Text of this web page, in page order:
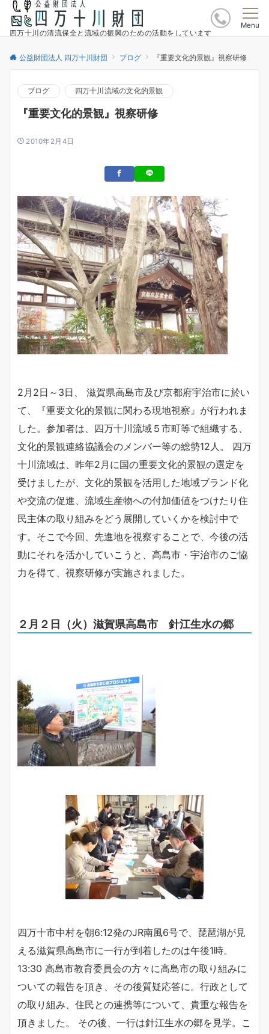
四万十川の清流保全と流域の振興のための活動をしています
Menu
公益財団法人 四万十川財団 ブログ 『重要文化的景観』視察研修
ブログ 四万十川流域の文化的景観
『重要文化的景観』視察研修
2010年2月4日
2月2日～3日、 滋賀県高島市及び京都府宇治市に於い
て、『重要文化的景観に関わる現地視察』が行われま
した。参加者は、四万十川流域５市町等で組織する、
文化的景観連絡協議会のメンバー等の総勢12人。 四万
十川流域は、昨年2月に国の重要文化的景観の選定を
受けましたが、文化的景観を活用した地域ブランド化
や交流の促進、流域生産物への付加価値をつけたり住
民主体の取り組みをどう展開していくかを検討中で
す。そこで今回、先進地を視察することで、今後の活
動にそれを活かしていこうと、高島市・宇治市のご協
力を得て、視察研修が実施されました。
２月２日（火）滋賀県高島市 針江生水の郷
四万十市中村を朝6:12発のJR南風6号で、琵琶湖が見
える滋賀県高島市に一行が到着したのは午後1時。
13:30 高島市教育委員会の方々に高島市の取り組みに
ついての報告を頂き、その後質疑応答に。行政として
の取り組み、住民との連携等について、貴重な報告を
頂きました。 その後、一行は針江生水の郷を見学。こ